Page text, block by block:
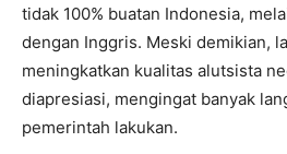
tidak 100% buatan Indonesia,
dengan Inggris. Meski demikian,
meningkatkan kualitas alutsista
diapresiasi, mengingat banyak
pemerintah lakukan.